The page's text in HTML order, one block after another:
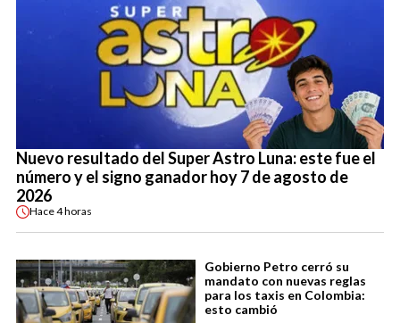
Nuevo resultado del Super Astro Luna: este fue el
número y el signo ganador hoy 7 de agosto de
2026
Hace4 horas
Gobierno Petro cerró su
mandato con nuevas reglas
para los taxis en Colombia:
esto cambió